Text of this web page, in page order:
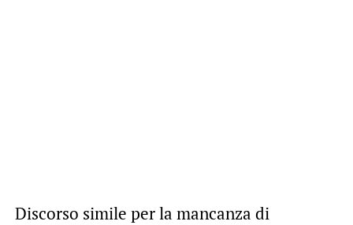
Discorso simile per la mancanza di